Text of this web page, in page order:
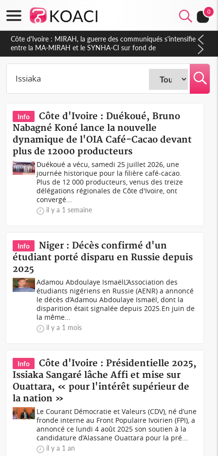
0
Côte d'Ivoire : Indépendance 2026, Thiam plaide pour un
environnement démocratique plus apaisé
Info
Côte d'Ivoire : Duékoué, Bruno
Nabagné Koné lance la nouvelle
dynamique de l'OIA Café-Cacao devant
plus de 12000 producteurs
Duékoué a vécu, samedi 25 juillet 2026, une
journée historique pour la filière café-cacao.
Plus de 12 000 producteurs, venus des treize
délégations régionales de Côte d'Ivoire, ont
convergé...
il y a 1 semaine
Info
Niger : Décès confirmé d'un
étudiant porté disparu en Russie depuis
2025
Adamou Abdoulaye IsmaëlL’Association des
étudiants nigériens en Russie (AENR) a annoncé
le décès d’Adamou Abdoulaye Ismaël, dont la
disparition était signalée depuis 2025.En juin de
la même...
il y a 1 mois
Info
Côte d'Ivoire : Présidentielle 2025,
Issiaka Sangaré lâche Affi et mise sur
Ouattara, « pour l'intérêt supérieur de
la nation »
Le Courant Démocratie et Valeurs (CDV), né d’une
fronde interne au Front Populaire Ivoirien (FPI), a
annoncé ce lundi 4 août 2025 son soutien à la
candidature d’Alassane Ouattara pour la pré...
il y a 1 an